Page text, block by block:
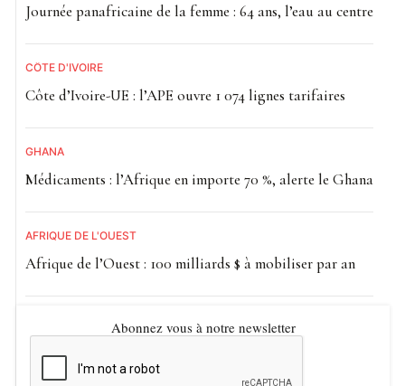
Journée panafricaine de la femme : 64 ans, l’eau au centre
CÔTE D'IVOIRE
Côte d’Ivoire-UE : l’APE ouvre 1 074 lignes tarifaires
GHANA
Médicaments : l’Afrique en importe 70 %, alerte le Ghana
AFRIQUE DE L'OUEST
Afrique de l’Ouest : 100 milliards $ à mobiliser par an
Abonnez vous à notre newsletter